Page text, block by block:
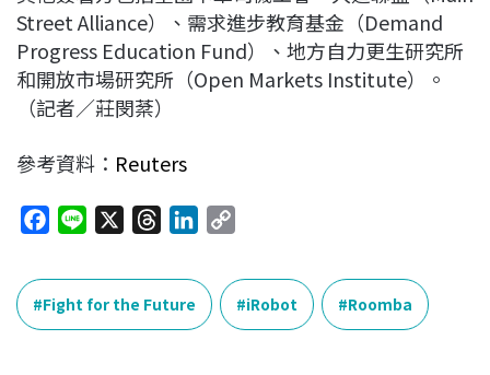
Street Alliance）、需求進步教育基金（Demand
Progress Education Fund）、地方自力更生研究所
和開放市場研究所（Open Markets Institute）。
（記者／莊閔棻）
參考資料： Reuters
c
e
b
n
e
r
e
a
n
e
p
y
L
Fight for the Future iRobot Roomba